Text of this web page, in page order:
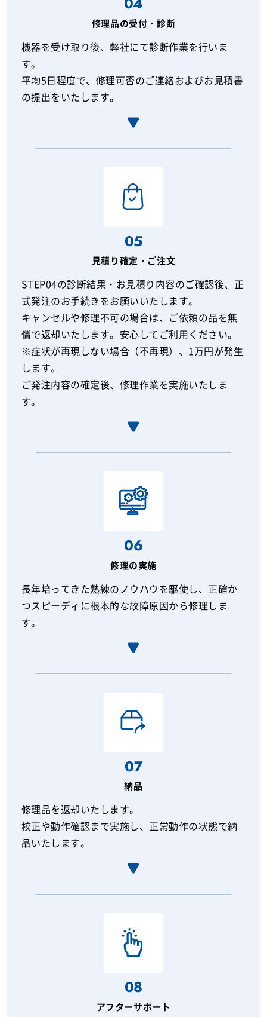
修理品の受付・診断
機器を受け取り後、弊社にて診断作業を行いま
す。
平均5日程度で、修理可否のご連絡およびお見積書
の提出をいたします。
05
見積り確定・ご注文
STEP04の診断結果・お見積り内容のご確認後、正
式発注のお手続きをお願いいたします。
キャンセルや修理不可の場合は、ご依頼の品を無
償で返却いたします。安心してご利用ください。
※症状が再現しない場合（不再現）、1万円が発生
します。
ご発注内容の確定後、修理作業を実施いたしま
す。
06
修理の実施
長年培ってきた熟練のノウハウを駆使し、正確か
つスピーディに根本的な故障原因から修理しま
す。
07
納品
修理品を返却いたします。
校正や動作確認まで実施し、正常動作の状態で納
品いたします。
08
アフターサポート